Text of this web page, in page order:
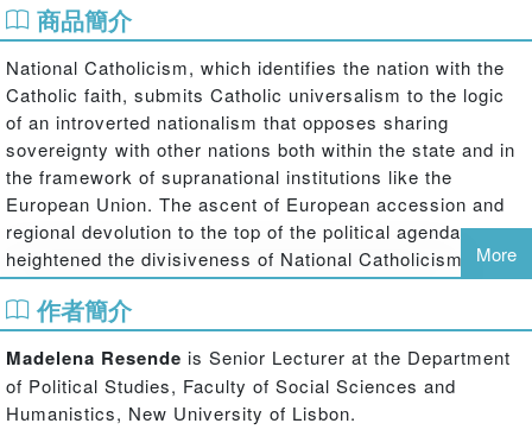
商品簡介
National Catholicism, which identifies the nation with the
Catholic faith, submits Catholic universalism to the logic
of an introverted nationalism that opposes sharing
sovereignty with other nations both within the state and in
the framework of supranational institutions like the
European Union. The ascent of European accession and
regional devolution to the top of the political agenda
heightened the divisiveness of National Catholicism and
made its legacy problematic in the aftermath of the
democratic transitions (e.g. 1976 in Spain and 1989 in
Poland). This book analyzes and describes the attempts
to transform introverted conceptions of the nation into
extroverted nationalism during the democratic transition
and in the two decades thereafter.
More
作者簡介
Madelena Resende is Senior Lecturer at the Department
of Political Studies, Faculty of Social Sciences and
Humanistics, New University of Lisbon.